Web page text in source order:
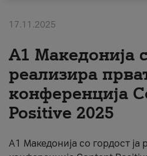
#ПодобарОнлајн
17.11.2025
А1 Македонија
реализира
конференција
Positive 2025
А1 Македонија со гордост ја